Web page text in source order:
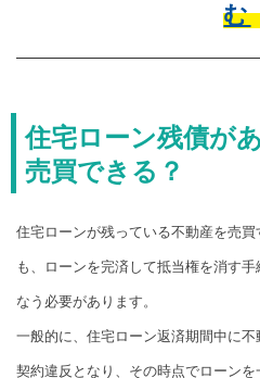
む
住宅ローン残債が
売買できる？
住宅ローンが残っている不動産を売
も、ローンを完済して抵当権を消す
なう必要があります。
一般的に、住宅ローン返済期間中に
契約違反となり、その時点でローンを